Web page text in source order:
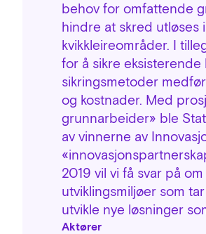
behov for omfattende
hindre at skred utløses
kvikkleireområder. I
for å sikre
sikringsmetoder
og kostnader. Med
grunnarbeider» ble
av vinnerne av
2019 vil vi få svar på
utviklingsmiljøer som
utvikle nye løsninger
Aktører